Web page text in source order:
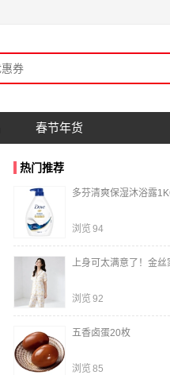
春节年货
热门推荐
多芬清爽保湿沐浴露
浏览 94
上身可太满意了！金丝
浏览 92
五香卤蛋20枚
浏览 85